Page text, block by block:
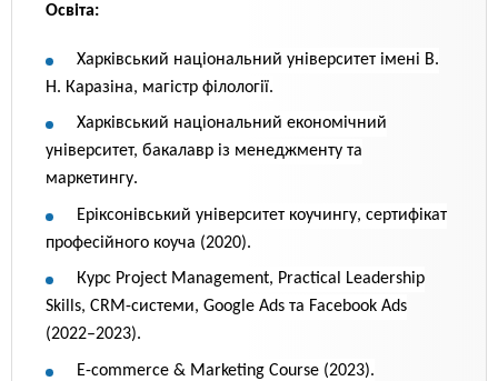
Освіта:
Харківський національний університет імені В.
Н. Каразіна, магістр філології.
Харківський національний економічний
університет, бакалавр із менеджменту та
маркетингу.
Еріксонівський університет коучингу, сертифікат
професійного коуча (2020).
Курс Project Management, Practical Leadership
Skills, CRM-системи, Google Ads та Facebook Ads
(2022–2023).
E-commerce & Marketing Course (2023).